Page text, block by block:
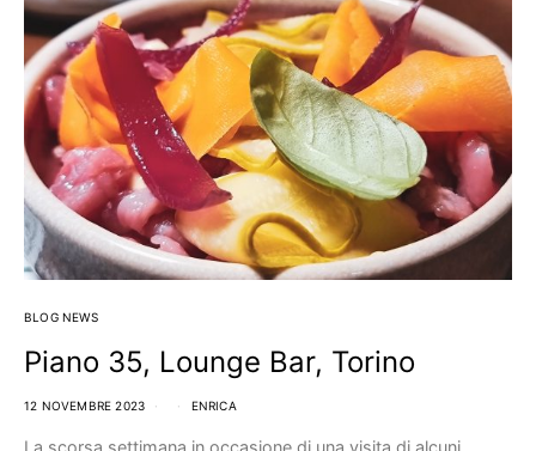
BLOG NEWS
Piano 35, Lounge Bar, Torino
12 NOVEMBRE 2023 ENRICA
La scorsa settimana in occasione di una visita di alcuni